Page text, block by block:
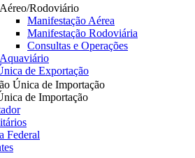
Aéreo/Rodoviário
Manifestação Aérea
Manifestação Rodoviária
Consultas e Operações
Aquaviário
de Exportação
Única de Importação
de Importação
Federal